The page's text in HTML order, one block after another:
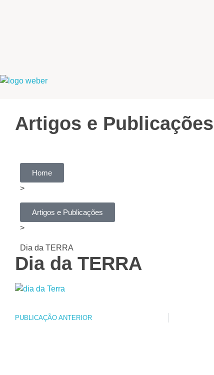
Artigos e Publicações
Home
>
Artigos e Publicações
>
Dia da TERRA
Dia da TERRA
PUBLICAÇÃO ANTERIOR